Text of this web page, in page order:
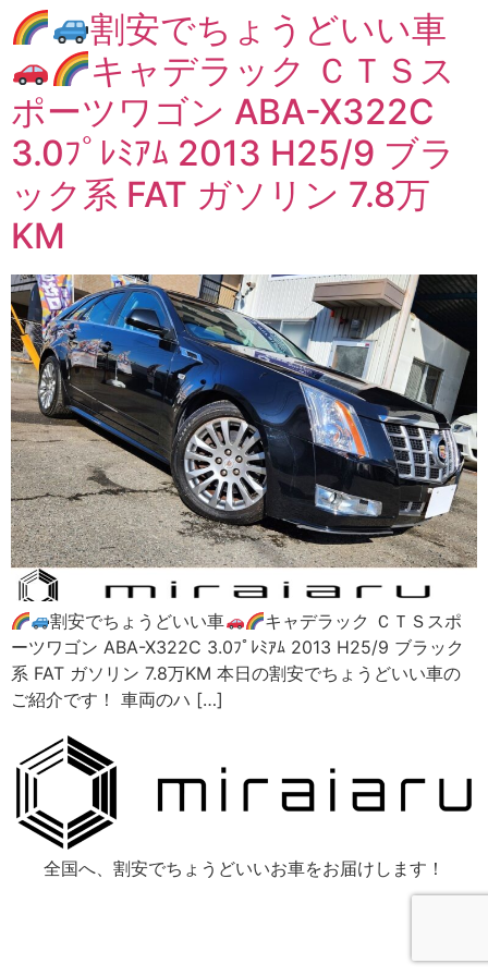
割安でちょうどいい車
キャデラック ＣＴＳス
ポーツワゴン ABA-X322C
3.0ﾌﾟﾚﾐｱﾑ 2013 H25/9 ブラ
ック系 FAT ガソリン 7.8万
KM
割安でちょうどいい車
キャデラック ＣＴＳスポ
ーツワゴン ABA-X322C 3.0ﾌﾟﾚﾐｱﾑ 2013 H25/9 ブラック
系 FAT ガソリン 7.8万KM 本日の割安でちょうどいい車の
ご紹介です！ 車両のハ […]
全国へ、割安でちょうどいいお車をお届けします！